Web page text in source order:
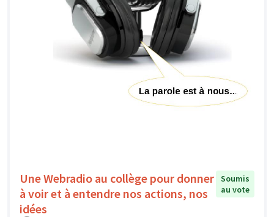
Une Webradio au collège pour donner
à voir et à entendre nos actions, nos
idées
Soumis
au vote